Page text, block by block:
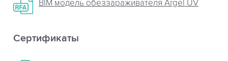
BIM модель обеззараживателя Argel UV
Сертификаты